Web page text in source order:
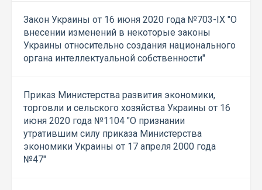
Закон Украины от 16 июня 2020 года №703-IX "О
внесении изменений в некоторые законы
Украины относительно создания национального
органа интеллектуальной собственности"
Приказ Министерства развития экономики,
торговли и сельского хозяйства Украины от 16
июня 2020 года №1104 "О признании
утратившим силу приказа Министерства
экономики Украины от 17 апреля 2000 года
№47"